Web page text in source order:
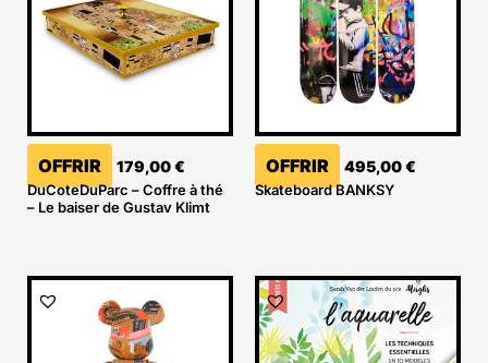
OFFRIR 179,00€
DuCoteDuParc – Coffre à thé
– Le baiser de Gustav Klimt
OFFRIR 495,00€
Skateboard BANKSY